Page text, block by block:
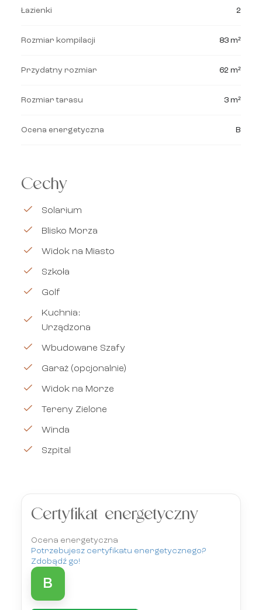
Łazienki 2
Rozmiar kompilacji 83 m²
Przydatny rozmiar 62 m²
Rozmiar tarasu 3 m²
Ocena energetyczna B
Cechy
Solarium
Blisko Morza
Widok na Miasto
Szkoła
Golf
Kuchnia:
Urządzona
Wbudowane Szafy
Garaż (opcjonalnie)
Widok na Morze
Tereny Zielone
Winda
Szpital
Certyfikat energetyczny
Ocena energetyczna
Potrzebujesz certyfikatu energetycznego?
Zdobądź go!
B